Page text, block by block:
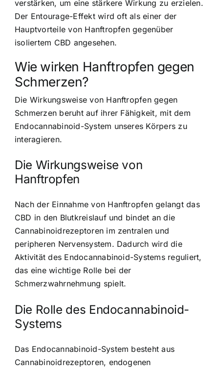
verstärken, um eine stärkere Wirkung zu erzielen.
Der Entourage-Effekt wird oft als einer der
Hauptvorteile von Hanftropfen gegenüber
isoliertem CBD angesehen.
Wie wirken Hanftropfen gegen
Schmerzen?
Die Wirkungsweise von Hanftropfen gegen
Schmerzen beruht auf ihrer Fähigkeit, mit dem
Endocannabinoid-System unseres Körpers zu
interagieren.
Die Wirkungsweise von
Hanftropfen
Nach der Einnahme von Hanftropfen gelangt das
CBD in den Blutkreislauf und bindet an die
Cannabinoidrezeptoren im zentralen und
peripheren Nervensystem. Dadurch wird die
Aktivität des Endocannabinoid-Systems reguliert,
das eine wichtige Rolle bei der
Schmerzwahrnehmung spielt.
Die Rolle des Endocannabinoid-
Systems
Das Endocannabinoid-System besteht aus
Cannabinoidrezeptoren, endogenen